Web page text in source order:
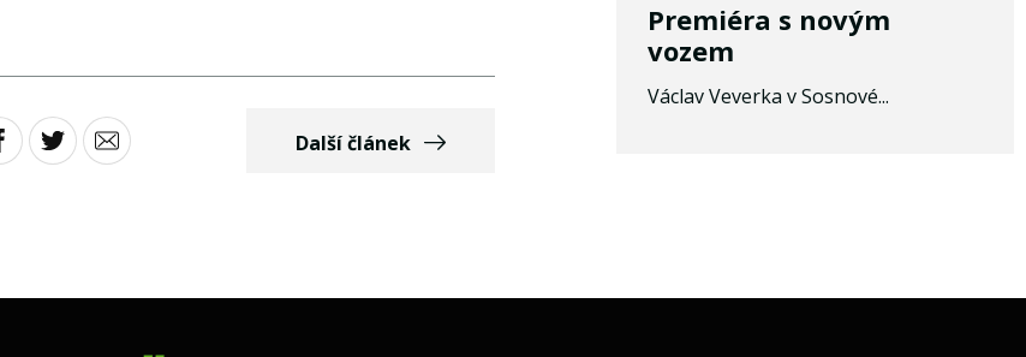
Další článek
Premiéra s novým
vozem
Václav Veverka v Sosnové...